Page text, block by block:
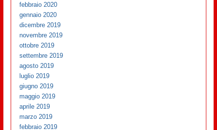
febbraio 2020
gennaio 2020
dicembre 2019
novembre 2019
ottobre 2019
settembre 2019
agosto 2019
luglio 2019
giugno 2019
maggio 2019
aprile 2019
marzo 2019
febbraio 2019